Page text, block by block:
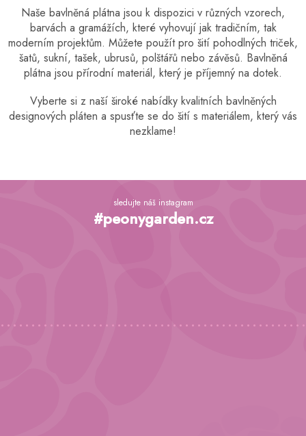
l
á
d
a
c
í
r
v
k
y
p
s
u
Naše bavlněná plátna jsou k dispozici v různých vzorech,
barvách a gramážích, které vyhovují jak tradičním, tak
moderním projektům. Můžete použít pro šití pohodlných triček,
šatů, sukní, tašek, ubrusů, polštářů nebo závěsů. Bavlněná
plátna jsou přírodní materiál, který je příjemný na dotek.
Vyberte si z naší široké nabídky kvalitních bavlněných
designových pláten a spusťte se do šití s ​​materiálem, který vás
nezklame!
Z
sledujte náš instagram
#peonygarden.cz